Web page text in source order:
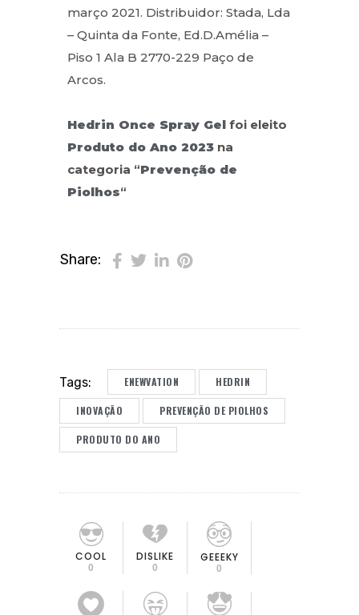
março 2021. Distribuidor: Stada, Lda
– Quinta da Fonte, Ed.D.Amélia –
Piso 1 Ala B 2770-229 Paço de
Arcos.
Hedrin Once Spray Gel foi eleito
Produto do Ano 2023 na
categoria “Prevenção de
Piolhos“
Share:
Tags: ENEWVATION HEDRIN
INOVAÇÃO PREVENÇÃO DE PIOLHOS
PRODUTO DO ANO
COOL
0
DISLIKE
0
GEEEKY
0